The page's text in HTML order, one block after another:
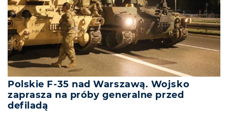
Polskie F-35 nad Warszawą. Wojsko
zaprasza na próby generalne przed
defiladą